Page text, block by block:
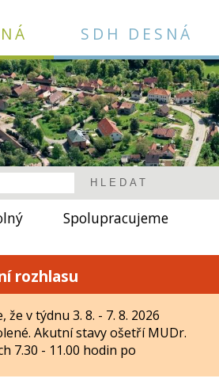
SDH DESNÁ
Spolupracujeme
rozhlasu
v týdnu 3. 8. - 7. 8. 2026
Akutní stavy ošetří MUDr.
7.30 - 11.00 hodin po